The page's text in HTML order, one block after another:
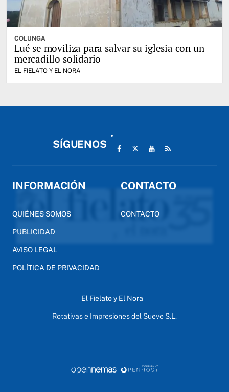
COLUNGA
Lué se moviliza para salvar su iglesia con un
mercadillo solidario
EL FIELATO Y EL NORA
SÍGUENOS
INFORMACIÓN
QUIÉNES SOMOS
PUBLICIDAD
AVISO LEGAL
POLÍTICA DE PRIVACIDAD
CONTACTO
CONTACTO
El Fielato y El Nora
Rotativas e Impresiones del Sueve S.L.